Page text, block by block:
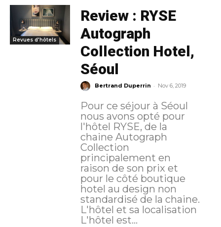
Revues d'hôtels
Review : RYSE
Autograph
Collection Hotel,
Séoul
Bertrand Duperrin - Nov 6, 2019
Pour ce séjour à Séoul
nous avons opté pour
l'hôtel RYSE, de la
chaine Autograph
Collection
principalement en
raison de son prix et
pour le côté boutique
hotel au design non
standardisé de la chaine.
L'hôtel et sa localisation
L'hôtel est...